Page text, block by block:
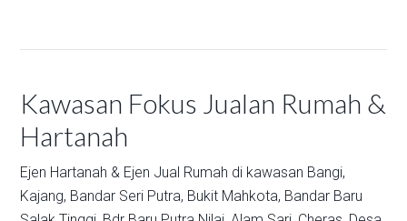
Kawasan Fokus Jualan Rumah &
Hartanah
Ejen Hartanah & Ejen Jual Rumah di kawasan Bangi,
Kajang, Bandar Seri Putra, Bukit Mahkota, Bandar Baru